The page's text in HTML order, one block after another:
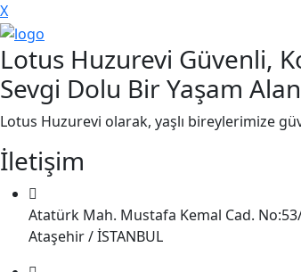
X
Lotus Huzurevi Güvenli,
Sevgi Dolu Bir Yaşam
Lotus Huzurevi olarak, yaşlı bireylerimize
İletişim
Atatürk Mah. Mustafa Kemal Cad.
Ataşehir / İSTANBUL